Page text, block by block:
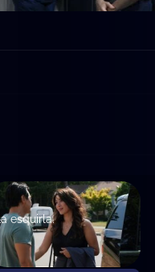
esquirla.